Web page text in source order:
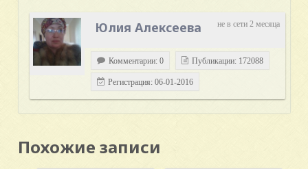
не в сети 2 месяца
Юлия Алексеева
Комментарии: 0 Публикации: 172088
Регистрация: 06-01-2016
Похожие записи